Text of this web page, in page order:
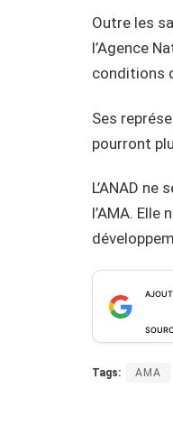
Outre les
l’Agence
conditions
Ses
pourront
L’ANAD
l’AMA.
Tags: AMA